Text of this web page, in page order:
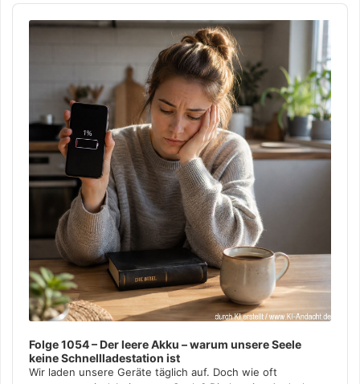
Audio
Player
Folge 1054 – Der leere Akku – warum unsere Seele
keine Schnellladestation ist
Wir laden unsere Geräte täglich auf. Doch wie oft